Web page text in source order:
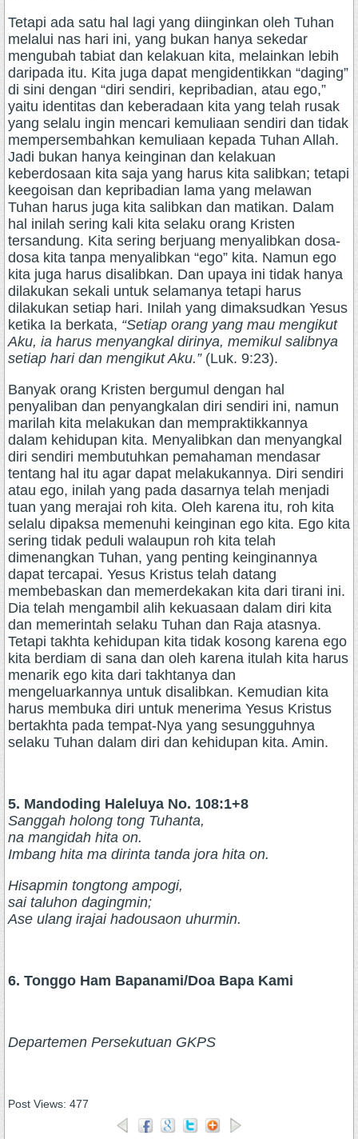
Tetapi ada satu hal lagi yang diinginkan oleh Tuhan
melalui nas hari ini, yang bukan hanya sekedar
mengubah tabiat dan kelakuan kita, melainkan lebih
daripada itu. Kita juga dapat mengidentikkan “daging”
di sini dengan “diri sendiri, kepribadian, atau ego,”
yaitu identitas dan keberadaan kita yang telah rusak
yang selalu ingin mencari kemuliaan sendiri dan tidak
mempersembahkan kemuliaan kepada Tuhan Allah.
Jadi bukan hanya keinginan dan kelakuan
keberdosaan kita saja yang harus kita salibkan; tetapi
keegoisan dan kepribadian lama yang melawan
Tuhan harus juga kita salibkan dan matikan. Dalam
hal inilah sering kali kita selaku orang Kristen
tersandung. Kita sering berjuang menyalibkan dosa-
dosa kita tanpa menyalibkan “ego” kita. Namun ego
kita juga harus disalibkan. Dan upaya ini tidak hanya
dilakukan sekali untuk selamanya tetapi harus
dilakukan setiap hari. Inilah yang dimaksudkan Yesus
ketika Ia berkata, “Setiap orang yang mau mengikut
Aku, ia harus menyangkal dirinya, memikul salibnya
setiap hari dan mengikut Aku.”(Luk. 9:23).
Banyak orang Kristen bergumul dengan hal
penyaliban dan penyangkalan diri sendiri ini, namun
marilah kita melakukan dan mempraktikkannya
dalam kehidupan kita. Menyalibkan dan menyangkal
diri sendiri membutuhkan pemahaman mendasar
tentang hal itu agar dapat melakukannya. Diri sendiri
atau ego, inilah yang pada dasarnya telah menjadi
tuan yang merajai roh kita. Oleh karena itu, roh kita
selalu dipaksa memenuhi keinginan ego kita. Ego kita
sering tidak peduli walaupun roh kita telah
dimenangkan Tuhan, yang penting keinginannya
dapat tercapai. Yesus Kristus telah datang
membebaskan dan memerdekakan kita dari tirani ini.
Dia telah mengambil alih kekuasaan dalam diri kita
dan memerintah selaku Tuhan dan Raja atasnya.
Tetapi takhta kehidupan kita tidak kosong karena ego
kita berdiam di sana dan oleh karena itulah kita harus
menarik ego kita dari takhtanya dan
mengeluarkannya untuk disalibkan. Kemudian kita
harus membuka diri untuk menerima Yesus Kristus
bertakhta pada tempat-Nya yang sesungguhnya
selaku Tuhan dalam diri dan kehidupan kita. Amin.
5. Mandoding Haleluya No. 108:1+8
Sanggah holong tong Tuhanta,
na mangidah hita on.
Imbang hita ma dirinta tanda jora hita on.
Hisapmin tongtong ampogi,
sai taluhon dagingmin;
Ase ulang irajai hadousaon uhurmin.
6. Tonggo Ham Bapanami/Doa Bapa Kami
Departemen Persekutuan GKPS
Post Views: 477